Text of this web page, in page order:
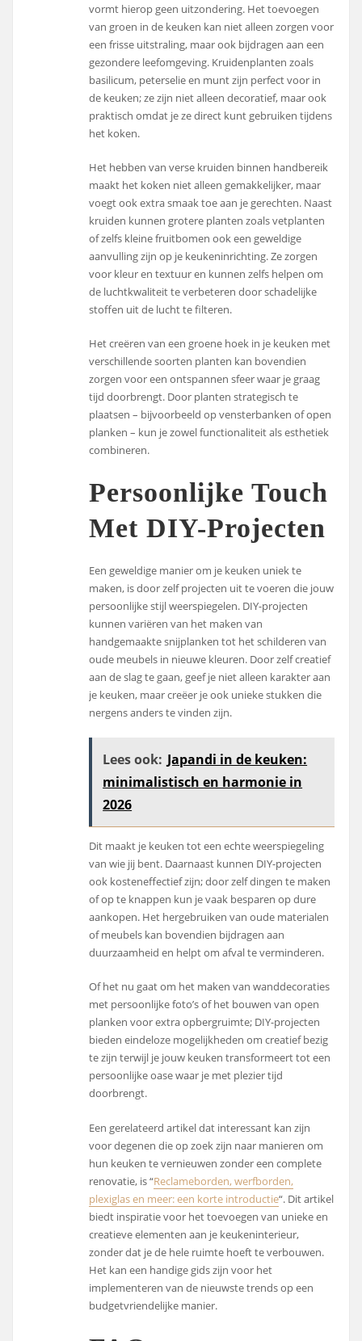
vormt hierop geen uitzondering. Het toevoegen
van groen in de keuken kan niet alleen zorgen voor
een frisse uitstraling, maar ook bijdragen aan een
gezondere leefomgeving. Kruidenplanten zoals
basilicum, peterselie en munt zijn perfect voor in
de keuken; ze zijn niet alleen decoratief, maar ook
praktisch omdat je ze direct kunt gebruiken tijdens
het koken.
Het hebben van verse kruiden binnen handbereik
maakt het koken niet alleen gemakkelijker, maar
voegt ook extra smaak toe aan je gerechten. Naast
kruiden kunnen grotere planten zoals vetplanten
of zelfs kleine fruitbomen ook een geweldige
aanvulling zijn op je keukeninrichting. Ze zorgen
voor kleur en textuur en kunnen zelfs helpen om
de luchtkwaliteit te verbeteren door schadelijke
stoffen uit de lucht te filteren.
Het creëren van een groene hoek in je keuken met
verschillende soorten planten kan bovendien
zorgen voor een ontspannen sfeer waar je graag
tijd doorbrengt. Door planten strategisch te
plaatsen – bijvoorbeeld op vensterbanken of open
planken – kun je zowel functionaliteit als esthetiek
combineren.
Persoonlijke Touch
Met DIY-Projecten
Een geweldige manier om je keuken uniek te
maken, is door zelf projecten uit te voeren die jouw
persoonlijke stijl weerspiegelen. DIY-projecten
kunnen variëren van het maken van
handgemaakte snijplanken tot het schilderen van
oude meubels in nieuwe kleuren. Door zelf creatief
aan de slag te gaan, geef je niet alleen karakter aan
je keuken, maar creëer je ook unieke stukken die
nergens anders te vinden zijn.
Lees ook: Japandi in de keuken:
minimalistisch en harmonie in
2026
Dit maakt je keuken tot een echte weerspiegeling
van wie jij bent. Daarnaast kunnen DIY-projecten
ook kosteneffectief zijn; door zelf dingen te maken
of op te knappen kun je vaak besparen op dure
aankopen. Het hergebruiken van oude materialen
of meubels kan bovendien bijdragen aan
duurzaamheid en helpt om afval te verminderen.
Of het nu gaat om het maken van wanddecoraties
met persoonlijke foto’s of het bouwen van open
planken voor extra opbergruimte; DIY-projecten
bieden eindeloze mogelijkheden om creatief bezig
te zijn terwijl je jouw keuken transformeert tot een
persoonlijke oase waar je met plezier tijd
doorbrengt.
Een gerelateerd artikel dat interessant kan zijn
voor degenen die op zoek zijn naar manieren om
hun keuken te vernieuwen zonder een complete
renovatie, is “Reclameborden, werfborden,
plexiglas en meer: een korte introductie“. Dit artikel
biedt inspiratie voor het toevoegen van unieke en
creatieve elementen aan je keukeninterieur,
zonder dat je de hele ruimte hoeft te verbouwen.
Het kan een handige gids zijn voor het
implementeren van de nieuwste trends op een
budgetvriendelijke manier.